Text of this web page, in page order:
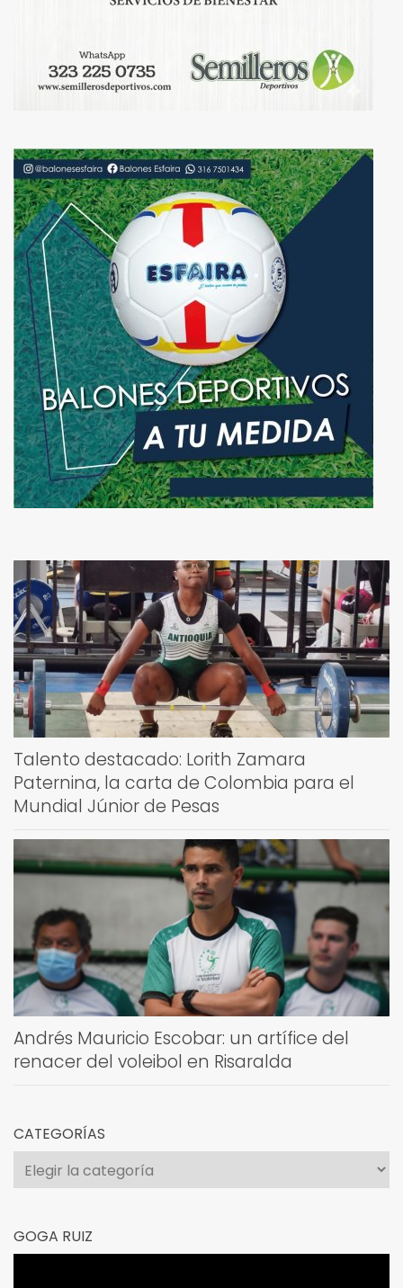
Talento destacado: Lorith Zamara
Paternina, la carta de Colombia para el
Mundial Júnior de Pesas
Andrés Mauricio Escobar: un artífice del
renacer del voleibol en Risaralda
CATEGORÍAS
Categorías
GOGA RUIZ